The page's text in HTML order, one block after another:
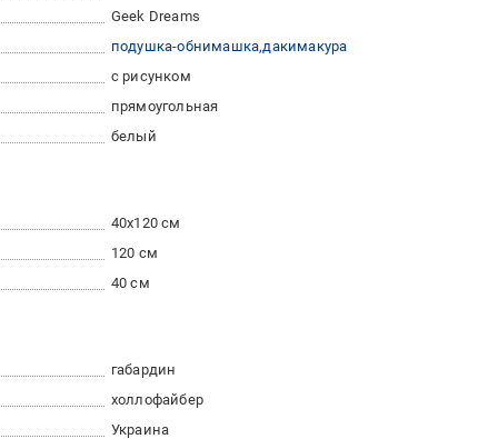
Geek Dreams
подушка-обнимашка дакимакура
с рисунком
прямоугольная
белый
40x120 см
120 см
40 см
габардин
холлофайбер
Украина